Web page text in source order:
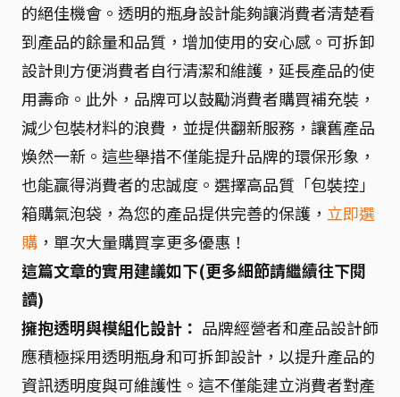
的絕佳機會。透明的瓶身設計能夠讓消費者清楚看
到產品的餘量和品質，增加使用的安心感。可拆卸
設計則方便消費者自行清潔和維護，延長產品的使
用壽命。此外，品牌可以鼓勵消費者購買補充裝，
減少包裝材料的浪費，並提供翻新服務，讓舊產品
煥然一新。這些舉措不僅能提升品牌的環保形象，
也能贏得消費者的忠誠度。選擇高品質「包裝控」
箱購氣泡袋，為您的產品提供完善的保護， 立即選
購 ，單次大量購買享更多優惠！
這篇文章的實用建議如下(更多細節請繼續往下閱
讀)
擁抱透明與模組化設計： 品牌經營者和產品設計師
應積極採用透明瓶身和可拆卸設計，以提升產品的
資訊透明度與可維護性。這不僅能建立消費者對產